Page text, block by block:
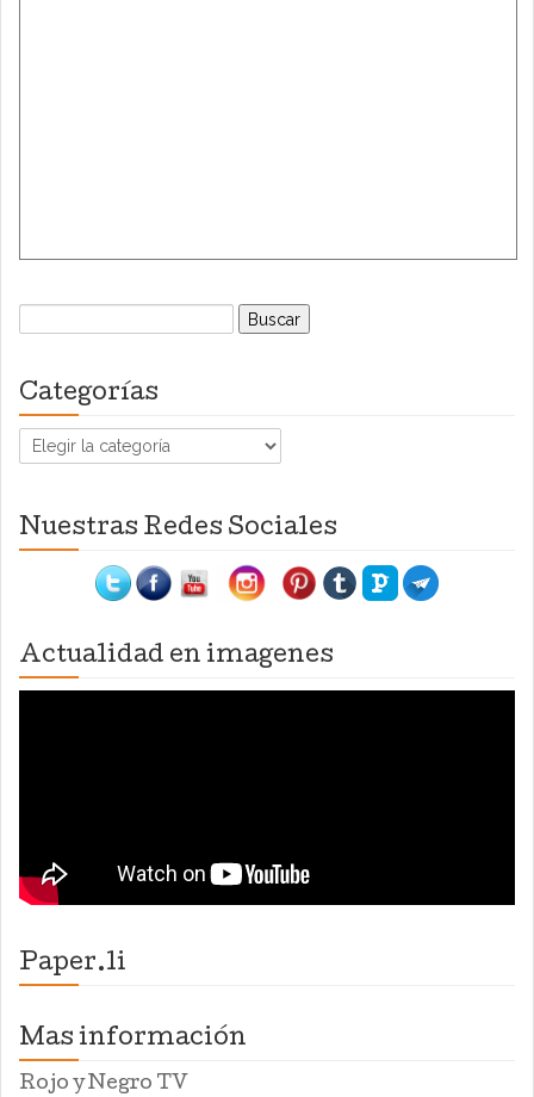
Buscar:
Categorías
Categorías
Nuestras Redes Sociales
Actualidad en imagenes
Paper.li
Mas información
Rojo y Negro TV